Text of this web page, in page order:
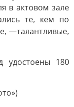
в актовом зале
те, кем по
—талантливые,
удостоены 180